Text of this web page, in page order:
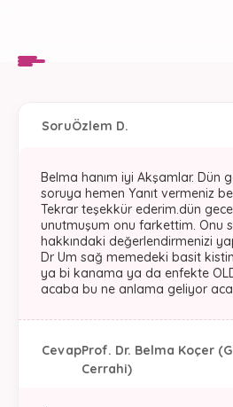
SoruÖzlem D.
Belma hanım iyi Akşamlar. Dün
soruya hemen Yanıt vermeniz
Tekrar teşekkür ederim.dün
unutmuşum onu farkettim. Onu
hakkındaki değerlendirmenizi
Dr Um sağ memedeki basit
ya bi kanama ya da enfekte
acaba bu ne anlama geliyor
CevapProf. Dr. Belma Koçer
Cerrahi)